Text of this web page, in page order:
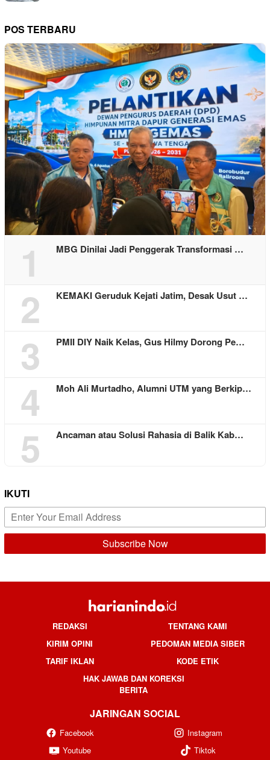
POS TERBARU
1 MBG Dinilai Jadi Penggerak Transformasi …
2 KEMAKI Geruduk Kejati Jatim, Desak Usut …
3 PMII DIY Naik Kelas, Gus Hilmy Dorong Pe…
4 Moh Ali Murtadho, Alumni UTM yang Berkip…
5 Ancaman atau Solusi Rahasia di Balik Kab…
IKUTI
REDAKSI
TENTANG KAMI
KIRIM OPINI
PEDOMAN MEDIA SIBER
TARIF IKLAN
KODE ETIK
HAK JAWAB DAN KOREKSI
BERITA
JARINGAN SOCIAL
Facebook
Instagram
Youtube
Tiktok